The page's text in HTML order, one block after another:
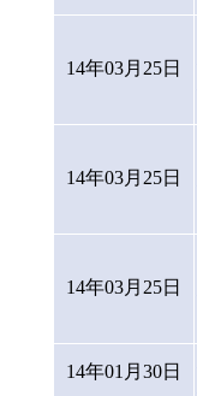
14年03月25日
14年03月25日
14年03月25日
14年01月30日